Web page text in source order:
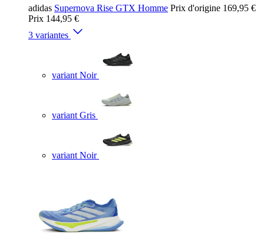
adidas Supernova Rise GTX Homme Prix d'origine 169,95 €
Prix 144,95 €
3 variantes
variant Noir
variant Gris
variant Noir